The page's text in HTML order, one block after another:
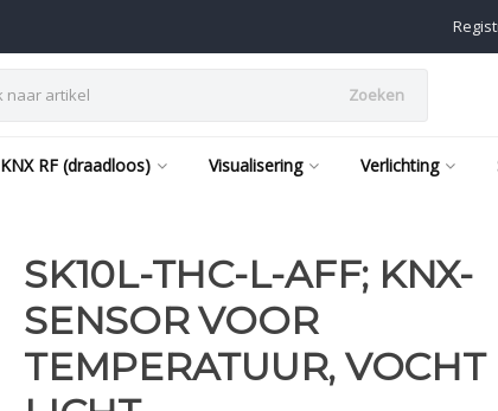
Zoeken
KNX RF (draadloos) Visualisering Verlichting
SK10L-THC-L-AFF; KNX-
SENSOR VOOR
TEMPERATUUR, VOCHT